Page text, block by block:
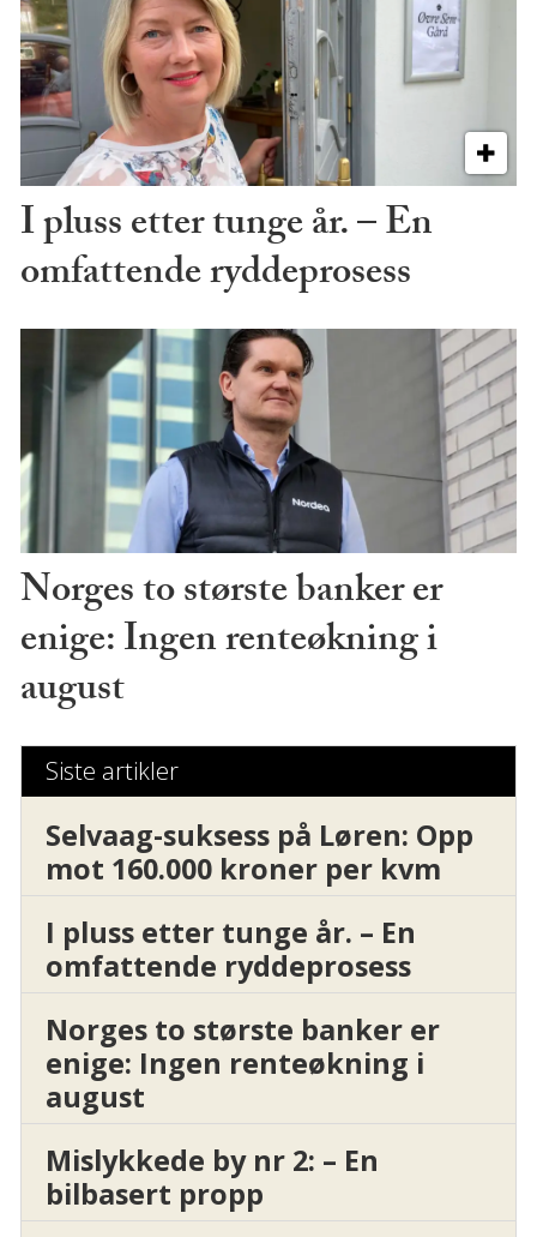
I pluss etter tunge år. – En
omfattende ryddeprosess
Norges to største banker er
enige: Ingen renteøkning i
august
Siste artikler
Selvaag-suksess på Løren: Opp
mot 160.000 kroner per kvm
I pluss etter tunge år. – En
omfattende ryddeprosess
Norges to største banker er
enige: Ingen renteøkning i
august
Mislykkede by nr 2: – En
bilbasert propp